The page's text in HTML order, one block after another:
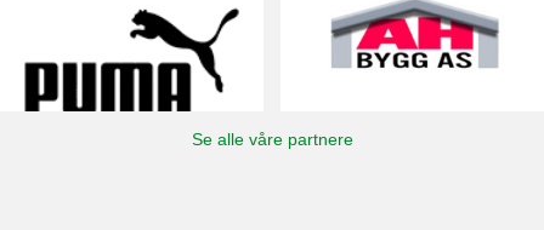
Se alle våre partnere